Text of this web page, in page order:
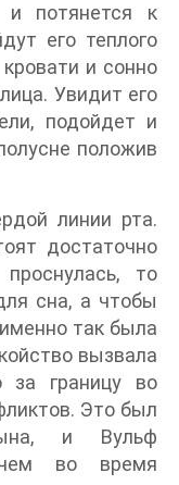
и потянется к
его теплого
и сонно
Увидит его
подойдет и
положив
линии рта.
достаточно
то
сна, а чтобы
так была
вызвала
за границу во
Это был
и Вульф
во время